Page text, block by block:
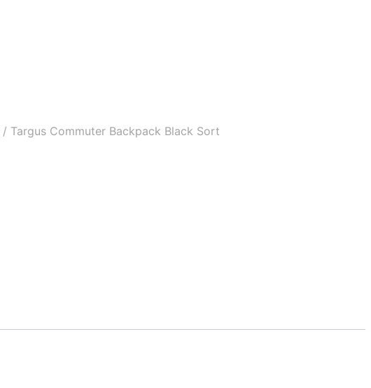
/ Targus Commuter Backpack Black Sort